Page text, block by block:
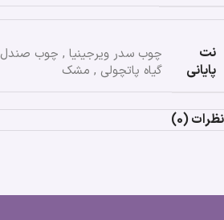
نت
پایانی
چوب سدر ویرجینیا , چوب صندل
گیاه پاتچولی , مشک
نظرات (0)